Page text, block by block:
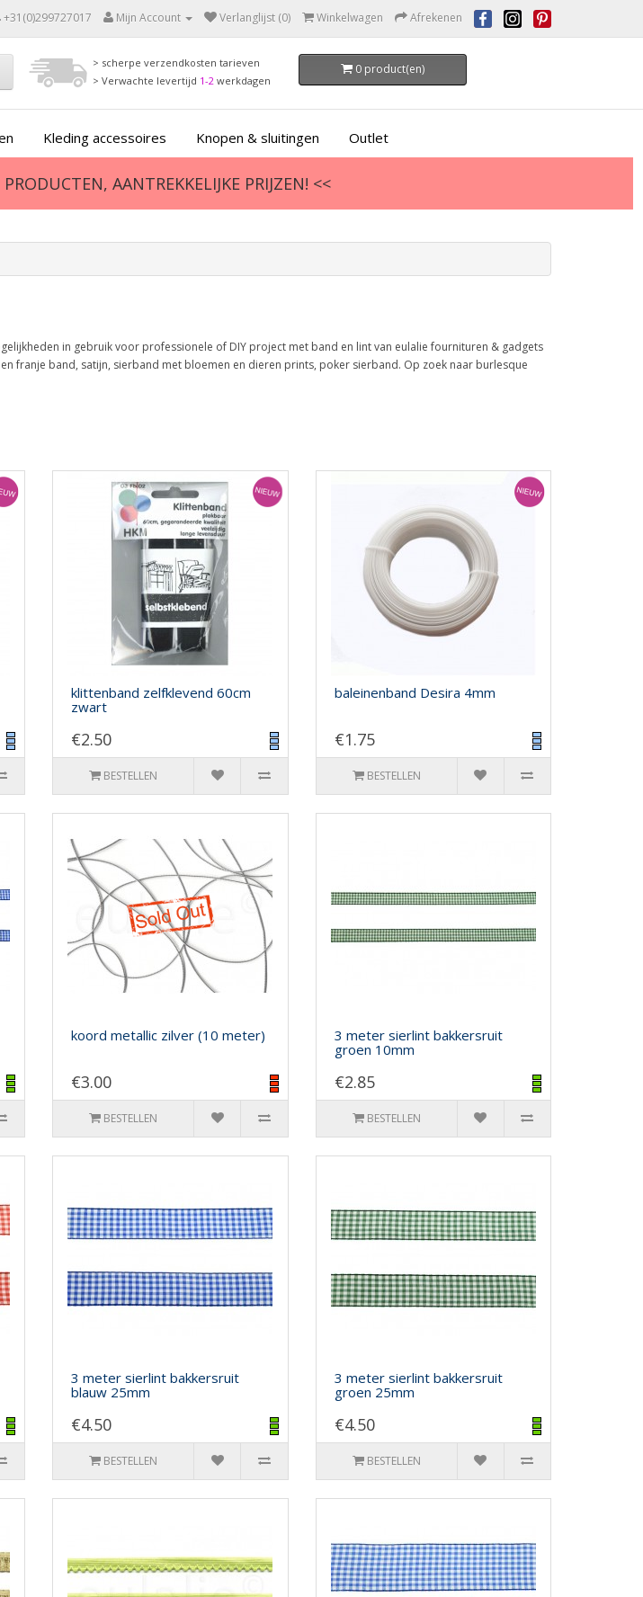
+31(0)299727017 Mijn Account Verlanglijst (0) Winkelwagen Afrekenen
> scherpe verzendkosten tarieven
> Verwachte levertijd 1-2werkdagen
0 product(en)
Kleding accessoires Knopen & sluitingen Outlet
AANTREKKELIJKE PRIJZEN! <<
in gebruik voor professionele of DIY project met band en lint van eulalie fournituren & gadgets
franje band, satijn, sierband met bloemen en dieren prints, poker sierband. Op zoek naar burlesque
klittenband zelfklevend 60cm
zwart
€2.50
BESTELLEN
baleinenband Desira 4mm
€1.75
BESTELLEN
koord metallic zilver (10 meter)
€3.00
BESTELLEN
3 meter sierlint bakkersruit
groen 10mm
€2.85
BESTELLEN
3 meter sierlint bakkersruit
blauw 25mm
€4.50
BESTELLEN
3 meter sierlint bakkersruit
groen 25mm
€4.50
BESTELLEN